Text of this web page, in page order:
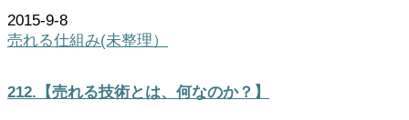
2015-9-8
売れる仕組み(未整理）
212.【売れる技術とは、何なのか？】